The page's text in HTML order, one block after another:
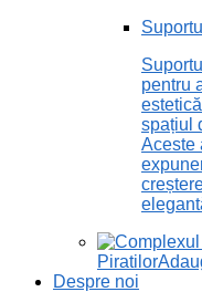
pentru
spațiul
Aceste
Piratilor
Despre noi